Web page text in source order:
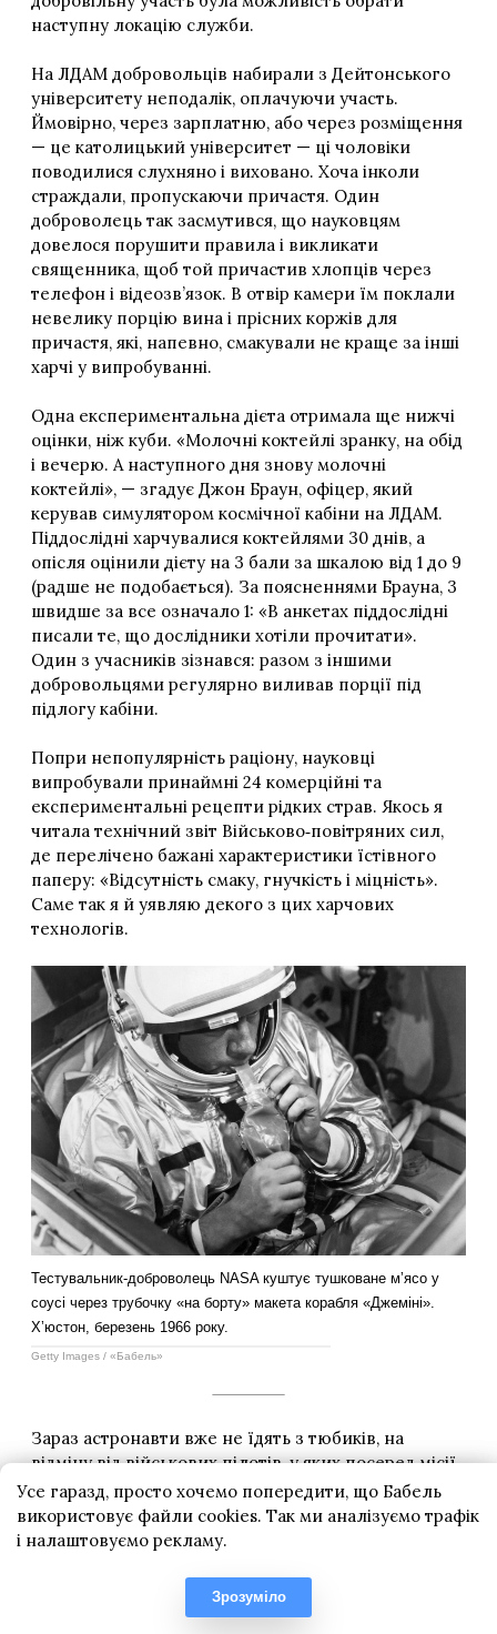
Усе гаразд, просто хочемо попередити, що Бабель
використовує файли cookies. Так ми аналізуємо трафік
і налаштовуємо рекламу.
Зрозуміло